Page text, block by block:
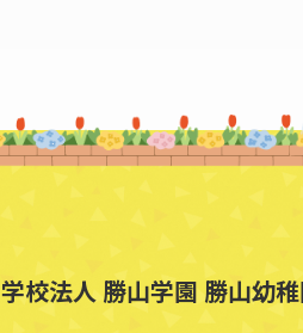
学校法人 勝山学園 勝山幼